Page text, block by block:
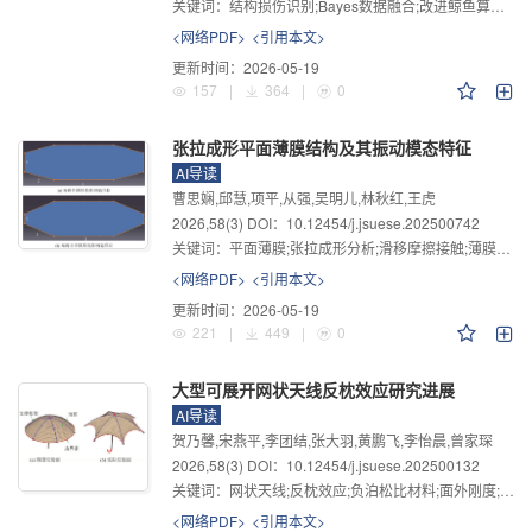
关键词： 结构损伤识别;Bayes数据融合;改进鲸鱼算法;跨模型模态应变能;可展开天线结构
<网络PDF> <引用本文>
更新时间： 2026-05-19
157
| 364 | 0
张拉成形平面薄膜结构及其振动模态特征
AI导读
曹思娴,邱慧,项平,从强,吴明儿,林秋红,王虎
2026,58(3) DOI：10.12454/j.jsuese.202500742
关键词： 平面薄膜;张拉成形分析;滑移摩擦接触;薄膜基频;薄膜褶皱;模态测试
<网络PDF> <引用本文>
更新时间： 2026-05-19
221
| 449 | 0
大型可展开网状天线反枕效应研究进展
AI导读
贺乃馨,宋燕平,李团结,张大羽,黄鹏飞,李怡晨,曾家琛
2026,58(3) DOI：10.12454/j.jsuese.202500132
关键词： 网状天线;反枕效应;负泊松比材料;面外刚度;薄膜结构
<网络PDF> <引用本文>